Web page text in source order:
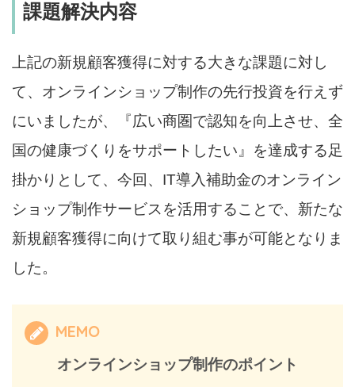
課題解決内容
上記の新規顧客獲得に対する大きな課題に対し
て、オンラインショップ制作の先行投資を行えず
にいましたが、『広い商圏で認知を向上させ、全
国の健康づくりをサポートしたい』を達成する足
掛かりとして、今回、IT導入補助金のオンライン
ショップ制作サービスを活用することで、新たな
新規顧客獲得に向けて取り組む事が可能となりま
した。
MEMO
オンラインショップ制作のポイント